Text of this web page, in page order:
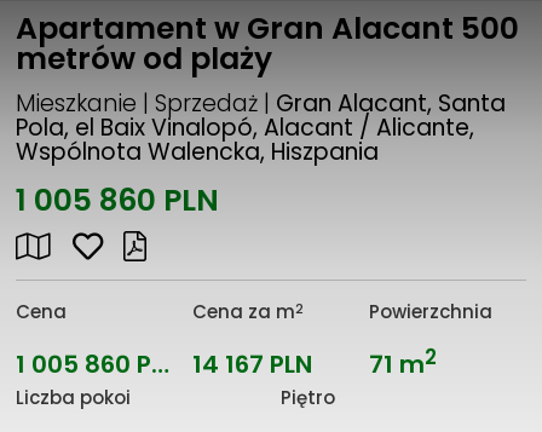
Apartament w Gran Alacant 500
metrów od plaży
Mieszkanie | Sprzedaż | Gran Alacant, Santa
Pola, el Baix Vinalopó, Alacant / Alicante,
Wspólnota Walencka, Hiszpania
1 005 860 PLN
Cena
1 005 860 PLN
Cena za m2
14 167 PLN
Powierzchnia
71 m2
Liczba pokoi Piętro